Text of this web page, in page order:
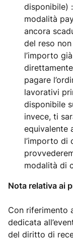
disponibile)
modalità
ancora
del reso
l’importo
pagare
lavorativi
disponibile
invece, ti
equivalente
l’importo di
modalità di
Nota relativa ai
Con riferimento
dedicata
del diritto di